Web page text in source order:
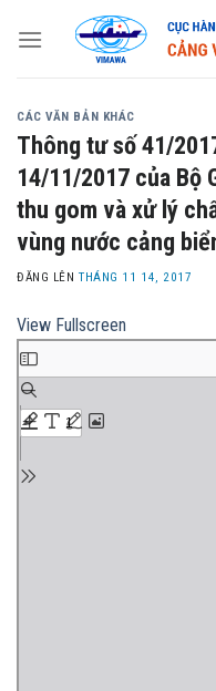
CÁC VĂN BẢN KHÁC
Thông tư số 41/
14/11/2017 của Bộ
thu gom và xử lý
vùng nước cảng
ĐĂNG LÊNTHÁNG 11 14, 2017
View Fullscreen